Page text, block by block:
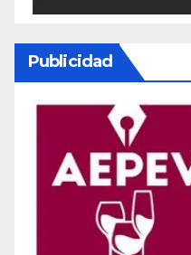
Publicidad